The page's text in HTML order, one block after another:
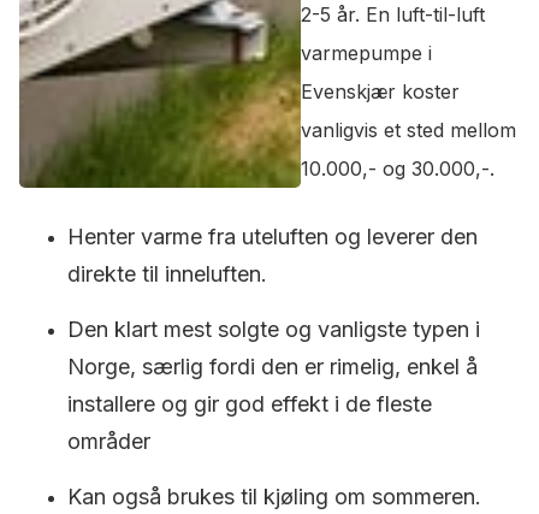
2-5 år. En luft-til-luft
varmepumpe i
Evenskjær koster
vanligvis et sted mellom
10.000,- og 30.000,-.
Henter varme fra uteluften og leverer den
direkte til inneluften.
Den klart mest solgte og vanligste typen i
Norge, særlig fordi den er rimelig, enkel å
installere og gir god effekt i de fleste
områder
Kan også brukes til kjøling om sommeren.